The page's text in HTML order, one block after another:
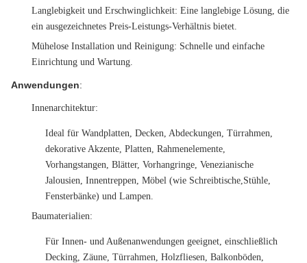
Langlebigkeit und Erschwinglichkeit: Eine langlebige Lösung, die
ein ausgezeichnetes Preis-Leistungs-Verhältnis bietet.
Mühelose Installation und Reinigung: Schnelle und einfache
Einrichtung und Wartung.
Anwendungen:
Innenarchitektur:
Ideal für Wandplatten, Decken, Abdeckungen, Türrahmen,
dekorative Akzente, Platten, Rahmenelemente,
Vorhangstangen, Blätter, Vorhangringe, Venezianische
Jalousien, Innentreppen, Möbel (wie Schreibtische,Stühle,
Fensterbänke) und Lampen.
Baumaterialien:
Für Innen- und Außenanwendungen geeignet, einschließlich
Decking, Zäune, Türrahmen, Holzfliesen, Balkonböden,